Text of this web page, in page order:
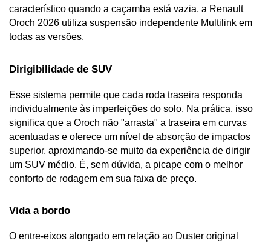
característico quando a caçamba está vazia, a Renault
Oroch 2026 utiliza suspensão independente Multilink em
todas as versões.
Dirigibilidade de SUV
Esse sistema permite que cada roda traseira responda
individualmente às imperfeições do solo. Na prática, isso
significa que a Oroch não "arrasta" a traseira em curvas
acentuadas e oferece um nível de absorção de impactos
superior, aproximando-se muito da experiência de dirigir
um SUV médio. É, sem dúvida, a picape com o melhor
conforto de rodagem em sua faixa de preço.
Vida a bordo
O entre-eixos alongado em relação ao Duster original